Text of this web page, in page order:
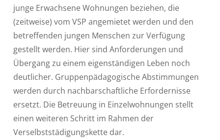
junge Erwachsene Wohnungen beziehen, die
(zeitweise) vom VSP angemietet werden und den
betreffenden jungen Menschen zur Verfügung
gestellt werden. Hier sind Anforderungen und
Übergang zu einem eigenständigen Leben noch
deutlicher. Gruppenpädagogische Abstimmungen
werden durch nachbarschaftliche Erfordernisse
ersetzt. Die Betreuung in Einzelwohnungen stellt
einen weiteren Schritt im Rahmen der
Verselbststädigungskette dar.